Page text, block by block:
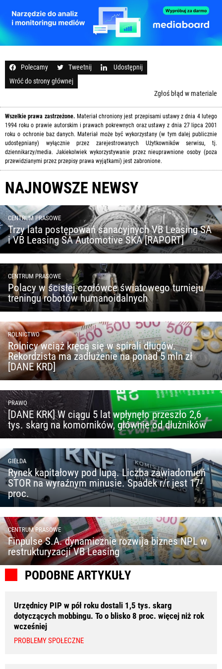
Polecamy Tweetnij
Udostępnij
Wróć do strony głównej
Zgłoś błąd w materiale
Wszelkie prawa zastrzeżone. Materiał chroniony jest przepisami ustawy z dnia 4 lutego
1994 roku o prawie autorskim i prawach pokrewnych oraz ustawy z dnia 27 lipca 2001
roku o ochronie baz danych. Materiał może być wykorzystany (w tym dalej publicznie
udostępniany) wyłącznie przez zarejestrowanych Użytkowników serwisu, tj.
dziennikarzy/media. Jakiekolwiek wykorzystywanie przez nieuprawnione osoby (poza
przewidzianymi przez przepisy prawa wyjątkami) jest zabronione.
NAJNOWSZE NEWSY
CENTRUM PRASOWE
Trzy lata postępowań sanacyjnych VB Leasing SA
i VB Leasing SA Automotive SKA [RAPORT]
CENTRUM PRASOWE
Polacy w ścisłej czołówce światowego turnieju
treningu robotów humanoidalnych
ROLNICTWO
Rolnicy wciąż kręcą się w spirali długów.
Rekordzista ma zadłużenie na ponad 5 mln zł
[DANE KRD]
PRAWO
[DANE KRK] W ciągu 5 lat wpłynęło przeszło 2,6
tys. skarg na komorników, głównie od dłużników
GIEŁDA
Rynek kapitałowy pod lupą. Liczba zawiadomień
STOR na wyraźnym minusie. Spadek r/r jest 17-
proc.
CENTRUM PRASOWE
Finpulse S.A. dynamicznie rozwija biznes NPL w
restrukturyzacji VB Leasing
PODOBNE ARTYKUŁY
Urzędnicy PIP w pół roku dostali 1,5 tys. skarg
dotyczących mobbingu. To o blisko 8 proc. więcej niż rok
wcześniej
PROBLEMY SPOŁECZNE